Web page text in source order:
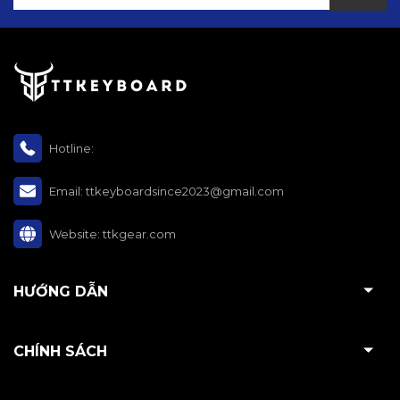
Trigger
qua phần mềm
Cung cấp trải nghiệm gõ phím cao cấp, êm ái cho cả nhu cầu
Thiết kế nhỏ gọn giúp tiết kiệm không gian trên bàn làm việc
Cắm bàn phím vào cổng USB của máy tính để sử dụng
Tải phần mềm từ nhà sản xuất (ATK Hub) để tùy chỉnh các tính
Hotline:
Email:ttkeyboardsince2023@gmail.com
Website:ttkgear.com
HƯỚNG DẪN
CHÍNH SÁCH